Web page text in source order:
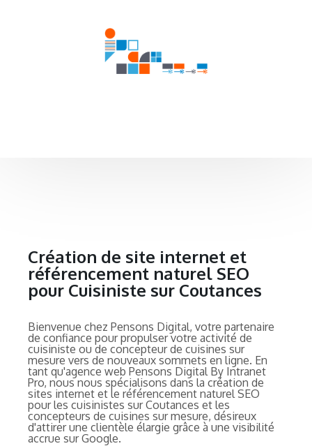
Création de site internet et
référencement naturel SEO
pour Cuisiniste sur Coutances
Bienvenue chez Pensons Digital, votre partenaire
de confiance pour propulser votre activité de
cuisiniste ou de concepteur de cuisines sur
mesure vers de nouveaux sommets en ligne. En
tant qu'agence web Pensons Digital By Intranet
Pro, nous nous spécialisons dans la création de
sites internet et le référencement naturel SEO
pour les cuisinistes sur Coutances et les
concepteurs de cuisines sur mesure, désireux
d'attirer une clientèle élargie grâce à une visibilité
accrue sur Google.